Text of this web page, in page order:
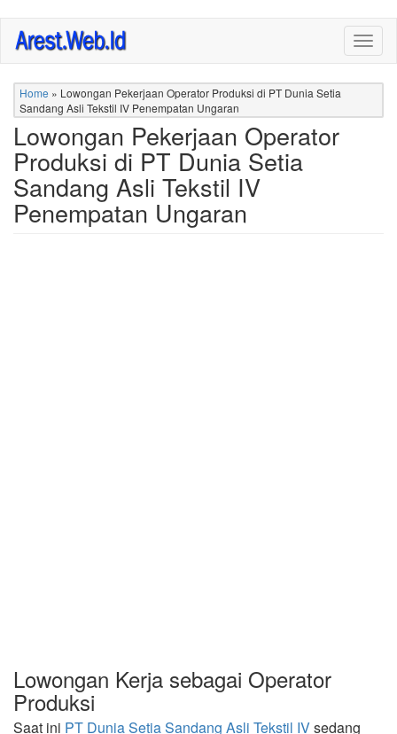
Skip
main
content
Home » Lowongan Pekerjaan Operator Produksi di PT Dunia Setia
Sandang Asli Tekstil IV Penempatan Ungaran
Lowongan Pekerjaan Operator
Produksi di PT Dunia Setia
Sandang Asli Tekstil IV
Penempatan Ungaran
Lowongan Kerja sebagai Operator
Produksi
Saat ini PT Dunia Setia Sandang Asli Tekstil IVsedang